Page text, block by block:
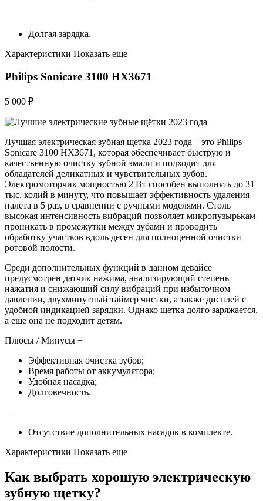
—
Долгая зарядка.
Характеристики Показать еще
Philips Sonicare 3100 HX3671
5 000 ₽
Лучшая электрическая зубная щетка 2023 года – это Philips
Sonicare 3100 HX3671, которая обеспечивает быструю и
качественную очистку зубной эмали и подходит для
обладателей деликатных и чувствительных зубов.
Электромоторчик мощностью 2 Вт способен выполнять до 31
тыс. колий в минуту, что повышает эффективность удаления
налета в 5 раз, в сравнении с ручными моделями. Столь
высокая интенсивность вибраций позволяет микропузырькам
проникать в промежутки между зубами и проводить
обработку участков вдоль десен для полноценной очистки
ротовой полости.
Среди дополнительных функций в данном девайсе
предусмотрен датчик нажима, анализирующий степень
нажатия и снижающий силу вибраций при избыточном
давлении, двухминутный таймер чистки, а также дисплей с
удобной индикацией зарядки. Однако щетка долго заряжается,
а еще она не подходит детям.
Плюсы / Минусы +
Эффективная очистка зубов;
Время работы от аккумулятора;
Удобная насадка;
Долговечность.
—
Отсутствие дополнительных насадок в комплекте.
Характеристики Показать еще
Как выбрать хорошую электрическую
зубную щетку?